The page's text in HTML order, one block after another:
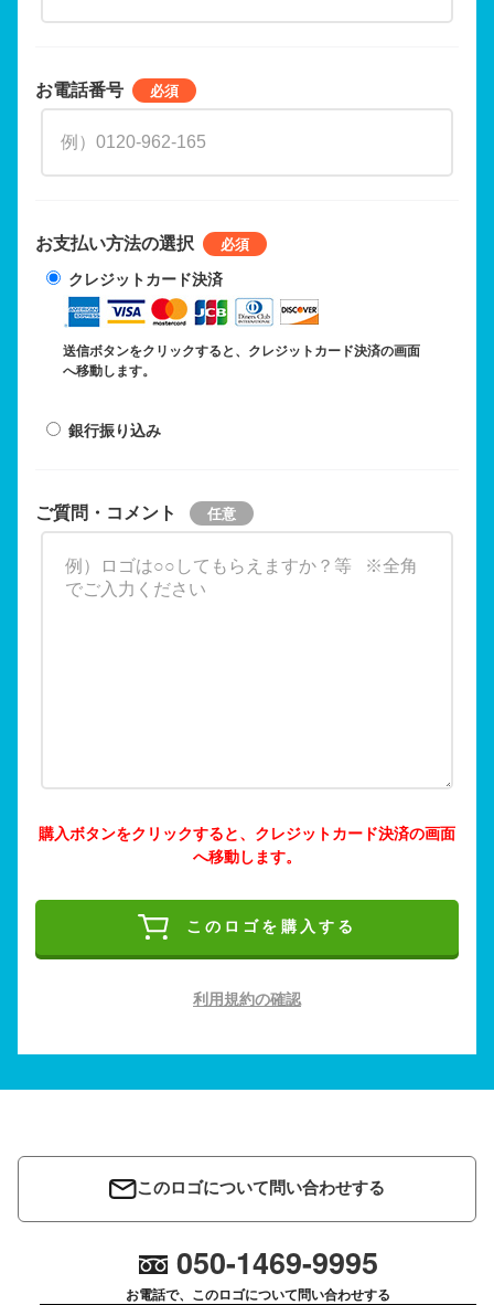
お電話番号
お支払い方法の選択
クレジットカード決済
送信ボタンをクリックすると、クレジットカード決済の画面
へ移動します。
銀行振り込み
ご質問・コメント
購入ボタンをクリックすると、クレジットカード決済の画面
へ移動します。
このロゴを購入する
利用規約の確認
このロゴについて問い合わせする
050-1469-9995
お電話で、このロゴについて問い合わせする